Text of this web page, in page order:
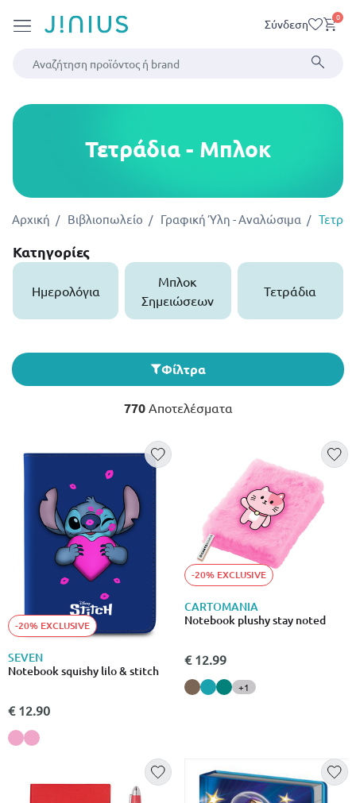
Σύνδεση 0
Τετράδια - Μπλοκ
Αρχική Βιβλιοπωλείο Γραφική Ύλη - Αναλώσιμα
Κατηγορίες
Ημερολόγια
Μπλοκ
Σημειώσεων
Τετράδια
Φίλτρα
770Αποτελέσματα
-20% EXCLUSIVE
SEVEN
Notebook squishy lilo & stitch
€ 12.90
-20% EXCLUSIVE
CARTOMANIA
Notebook plushy stay noted
€ 12.99
+1